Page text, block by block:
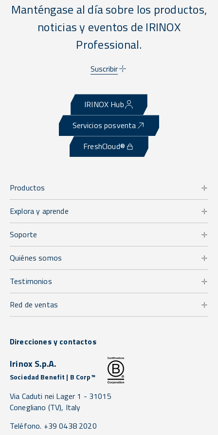
Manténgase al día sobre los productos,
noticias y eventos de IRINOX
Professional.
Suscribir
IRINOX Hub
Servicios posventa
FreshCloud®
Productos
Explora y aprende
Soporte
Quiénes somos
Testimonios
Red de ventas
Direcciones y contactos
Irinox S.p.A.
Sociedad Benefit | B Corp™
Via Caduti nei Lager 1 - 31015
Conegliano (TV), Italy
Teléfono. +39 0438 2020